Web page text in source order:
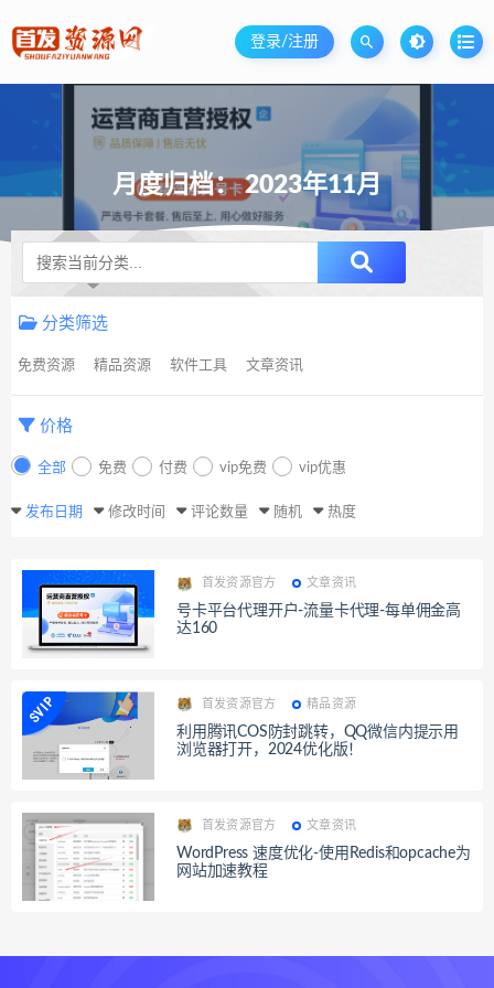
登录/注册
月度归档：2023年11月
升级SVIP无限免费下载
分类筛选
免费资源 精品资源 软件工具 文章资讯
价格
全部 免费 付费 vip免费 vip优惠
发布日期 修改时间 评论数量 随机 热度
首发资源官方 文章资讯
号卡平台代理开户-流量卡代理-每单佣金高
达160
首发资源官方 精品资源
利用腾讯COS防封跳转，QQ微信内提示用
浏览器打开，2024优化版！
首发资源官方 文章资讯
WordPress 速度优化-使用Redis和opcache为
网站加速教程